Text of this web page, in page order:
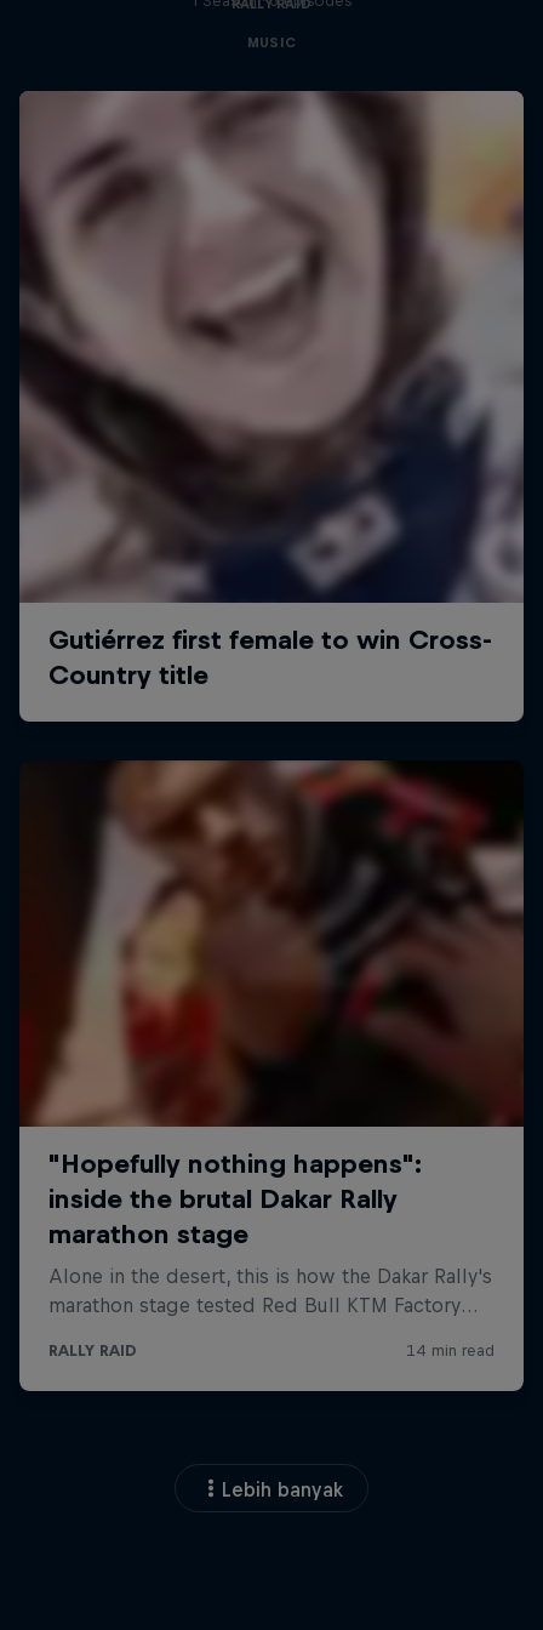
RALLY RAID
MUSIC
Lebih banyak